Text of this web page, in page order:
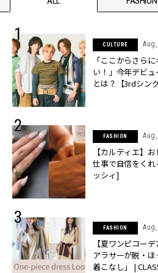
CULTURE
「ここからさら
い！」今年デビュ
とは？【3rdシン
FASHION
【カルティエ】
仕事で自信をくれ
ッシィ]
FASHION
【夏ワンピコー
アラサーが脱・
着こなし」 |